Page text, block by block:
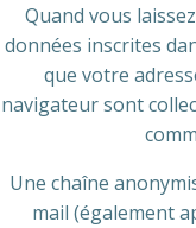
Quand vous
données inscrites
que votre
navigateur sont
Une chaîne
mail (également